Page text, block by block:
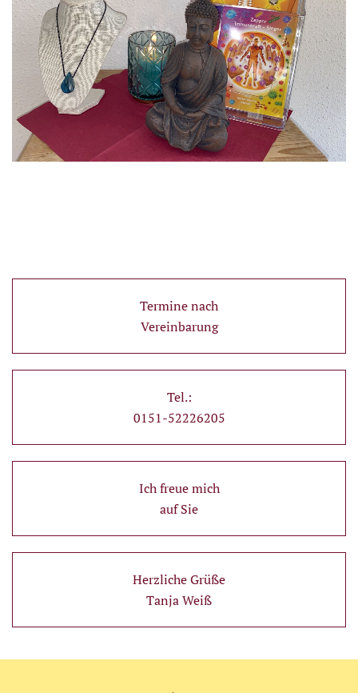
Termine nach
Vereinbarung
Tel.:
0151-52226205
Ich freue mich
auf Sie
Herzliche Grüße
Tanja Weiß